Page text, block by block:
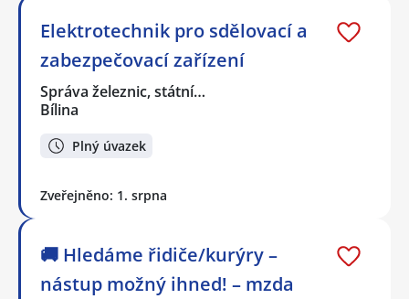
Elektrotechnik pro sdělovací a
zabezpečovací zařízení
Správa železnic, státní…
Bílina
Plný úvazek
Zveřejněno: 1. srpna
🚚 Hledáme řidiče/kurýry –
nástup možný ihned! – mzda